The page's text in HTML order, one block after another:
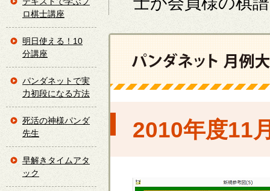
2010年度11
ロ棋士講座
明日使える！10
分講座
パンダネットで実
力初段になる方法
死活の神様パンダ
先生
早解きタイムアタ
ック